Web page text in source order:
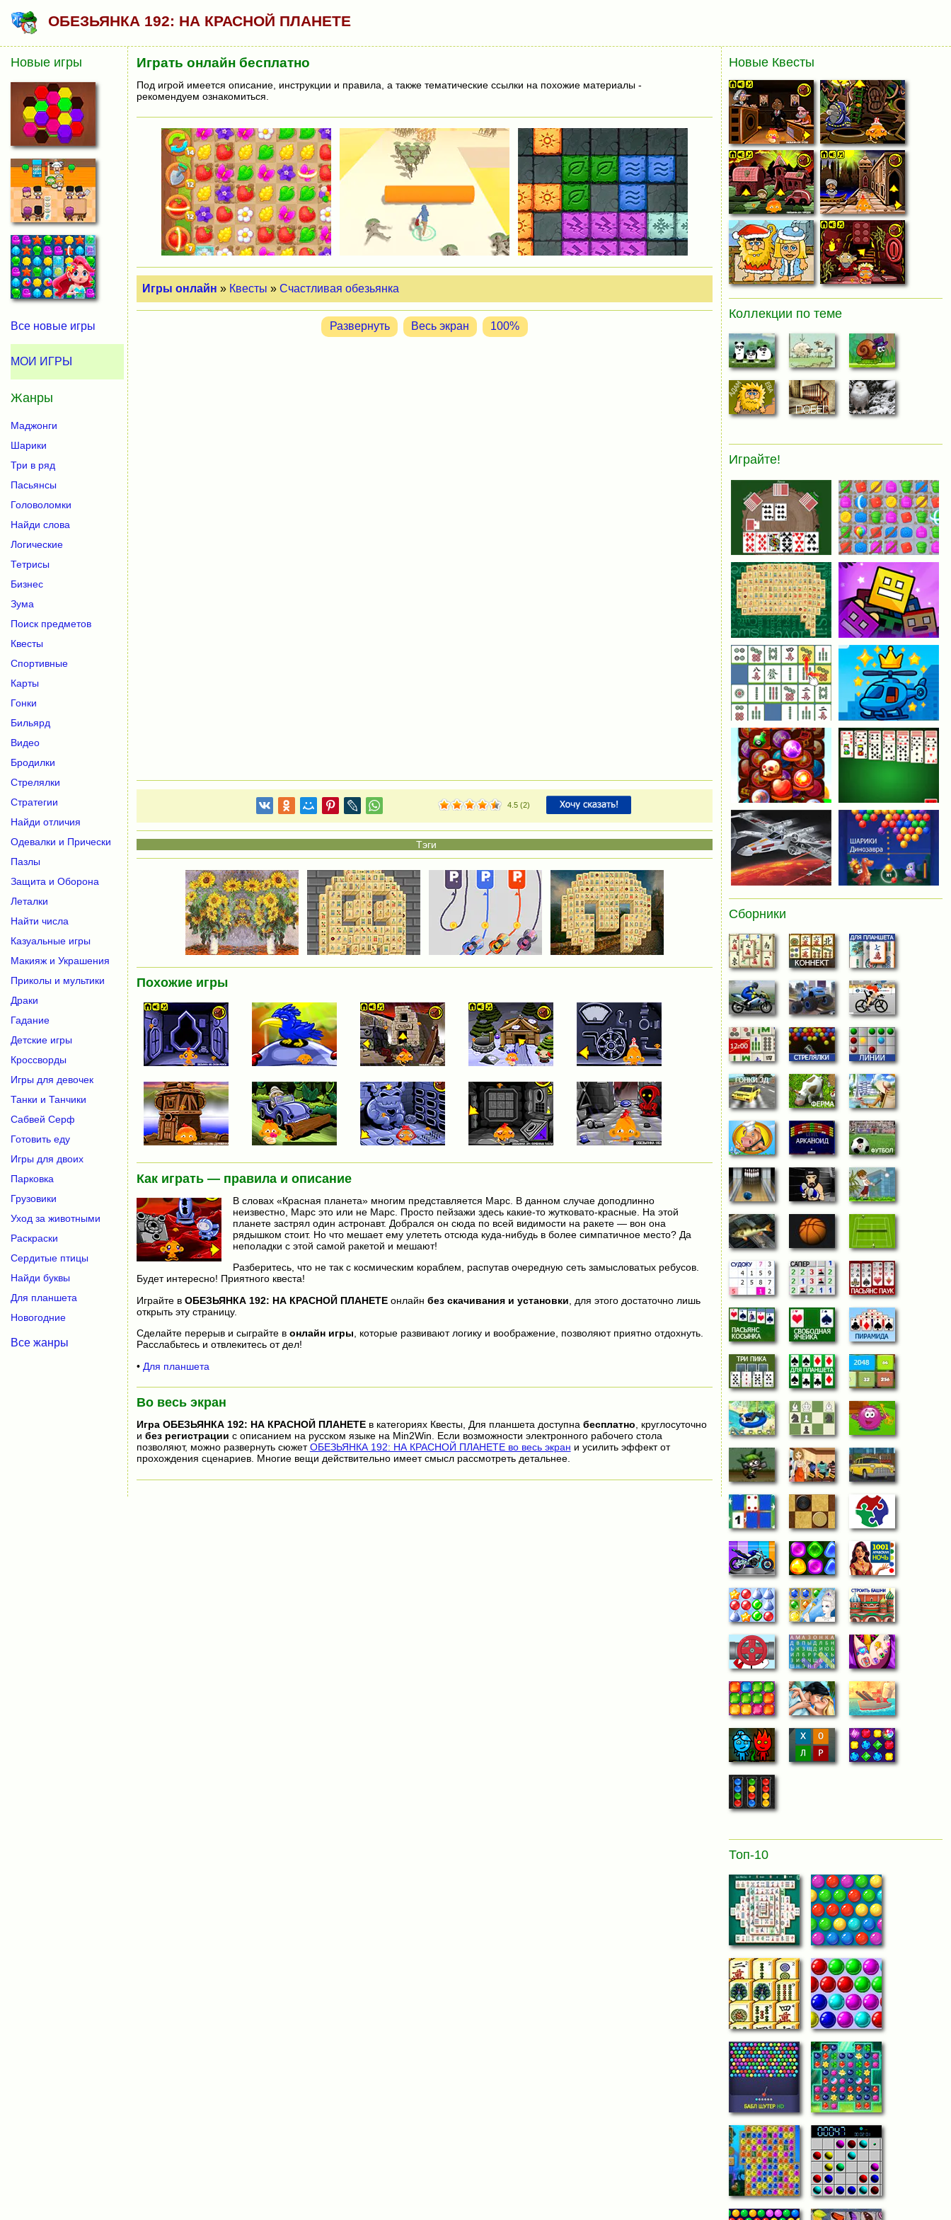
ОБЕЗЬЯНКА 192: НА КРАСНОЙ ПЛАНЕТЕ
Играть онлайн бесплатно
Под игрой имеется описание, инструкции и правила, а также тематические ссылки на похожие материалы -
рекомендуем ознакомиться.
Игры онлайн » Квесты » Счастливая обезьянка
Развернуть Весь экран 100%
4.5 (2)
Похожие игры
Как играть — правила и описание
В словах «Красная планета» многим представляется Марс. В данном случае доподлинно
неизвестно, Марс это или не Марс. Просто пейзажи здесь какие-то жутковато-красные. На этой
планете застрял один астронавт. Добрался он сюда по всей видимости на ракете — вон она
рядышком стоит. Но что мешает ему улететь отсюда куда-нибудь в более симпатичное место? Да
неполадки с этой самой ракетой и мешают!
Разберитесь, что не так с космическим кораблем, распутав очередную сеть замысловатых ребусов.
Будет интересно! Приятного квеста!
Играйте в ОБЕЗЬЯНКА 192: НА КРАСНОЙ ПЛАНЕТЕонлайн без скачивания и установки , для этого достаточно лишь
открыть эту страницу.
Сделайте перерыв и сыграйте в онлайн игры , которые развивают логику и воображение, позволяют приятно отдохнуть.
Расслабьтесь и отвлекитесь от дел!
• Для планшета
Во весь экран
Игра ОБЕЗЬЯНКА 192: НА КРАСНОЙ ПЛАНЕТЕв категориях Квесты, Для планшета доступна бесплатно, круглосуточно
и без регистрации с описанием на русском языке на Min2Win. Если возможности электронного рабочего стола
позволяют, можно развернуть сюжетОБЕЗЬЯНКА 192: НА КРАСНОЙ ПЛАНЕТЕ во весь экран и усилить эффект от
прохождения сценариев. Многие вещи действительно имеет смысл рассмотреть детальнее.
Новые игры
Все новые игры
МОИ ИГРЫ
Жанры
Маджонги
Шарики
Три в ряд
Пасьянсы
Головоломки
Найди слова
Логические
Тетрисы
Бизнес
Зума
Поиск предметов
Квесты
Спортивные
Карты
Гонки
Бильярд
Видео
Бродилки
Стрелялки
Стратегии
Найди отличия
Одевалки и Прически
Пазлы
Защита и Оборона
Леталки
Найти числа
Казуальные игры
Макияж и Украшения
Приколы и мультики
Драки
Гадание
Детские игры
Кроссворды
Игры для девочек
Танки и Танчики
Сабвей Серф
Готовить еду
Игры для двоих
Парковка
Грузовики
Уход за животными
Раскраски
Сердитые птицы
Найди буквы
Для планшета
Новогодние
Все жанры
Новые Квесты
Коллекции по теме
Играйте!
Сборники
Топ-10